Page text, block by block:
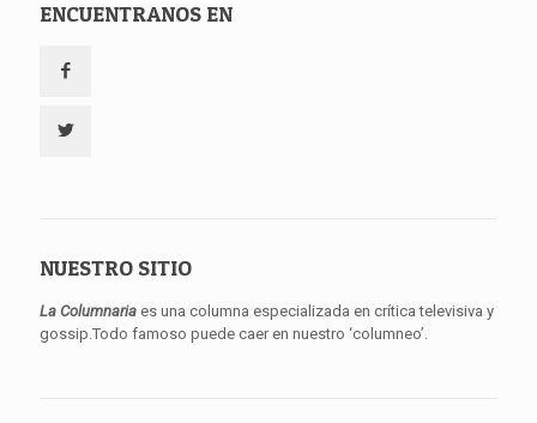
ENCUENTRANOS EN
NUESTRO SITIO
La Columnaria es una columna especializada en crítica televisiva y
gossip.Todo famoso puede caer en nuestro ‘columneo’.